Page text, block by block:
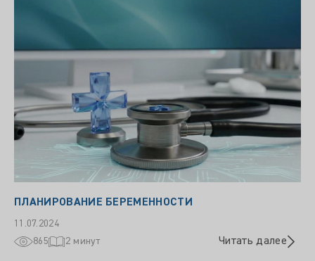
ПЛАНИРОВАНИЕ БЕРЕМЕННОСТИ
11.07.2024
865
2 минут Читать далее